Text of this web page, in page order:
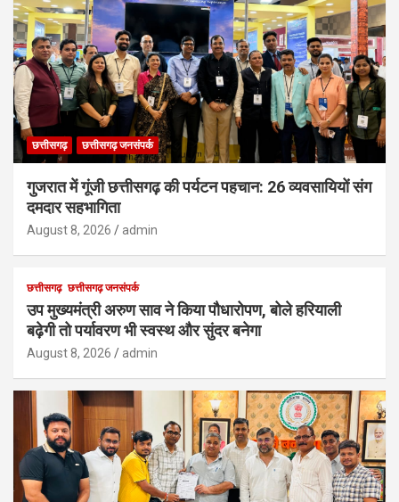
छत्तीसगढ़ छत्तीसगढ़ जनसंपर्क
गुजरात में गूंजी छत्तीसगढ़ की पर्यटन पहचान: 26 व्यवसायियों संग
दमदार सहभागिता
August 8, 2026 admin
छत्तीसगढ़ छत्तीसगढ़ जनसंपर्क
उप मुख्यमंत्री अरुण साव ने किया पौधारोपण, बोले हरियाली
बढ़ेगी तो पर्यावरण भी स्वस्थ और सुंदर बनेगा
August 8, 2026 admin